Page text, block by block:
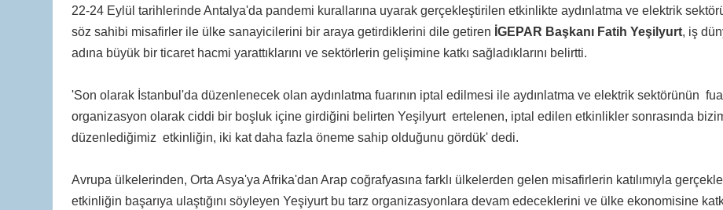
22-24 Eylül tarihlerinde Antalya'da pandemi kurallarına uyarak gerçekleştirilen etkinlikte aydınlatma ve elektrik
söz sahibi misafirler ile ülke sanayicilerini bir araya getirdiklerini dile getiren İGEPAR Başkanı Fatih Yeşilyurt, iş
adına büyük bir ticaret hacmi yarattıklarını ve sektörlerin gelişimine katkı sağladıklarını belirtti.
'Son olarak İstanbul'da düzenlenecek olan aydınlatma fuarının iptal edilmesi ile aydınlatma ve elektrik sektörünün
organizasyon olarak ciddi bir boşluk içine girdiğini belirten Yeşilyurt ertelenen, iptal edilen etkinlikler sonrasında
düzenlediğimiz etkinliğin, iki kat daha fazla öneme sahip olduğunu gördük' dedi.
Avrupa ülkelerinden, Orta Asya'ya Afrika'dan Arap coğrafyasına farklı ülkelerden gelen misafirlerin katılımıyla
etkinliğin başarıya ulaştığını söyleyen Yeşiyurt bu tarz organizasyonlara devam edeceklerini ve ülke ekonomisine